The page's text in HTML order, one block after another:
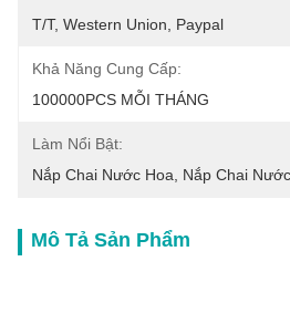
T/T, Western Union, Paypal
Khả Năng Cung Cấp:
100000PCS MỖI THÁNG
Làm Nổi Bật:
Nắp Chai Nước Hoa
Nắp Chai
Mô Tả Sản Phẩm